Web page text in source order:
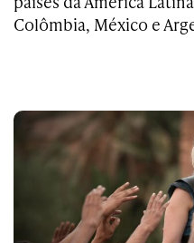
Colômbia, México e